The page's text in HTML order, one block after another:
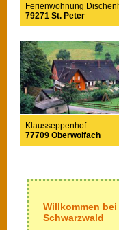
Ferienwohnung
79271 St. Peter
Klausseppenhof
77709 Oberwolfach
Willkommen
Schwarzwald